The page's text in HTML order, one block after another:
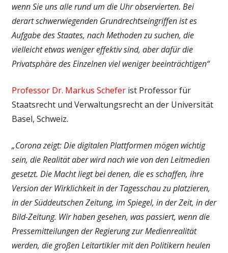
wenn Sie uns alle rund um die Uhr observierten. Bei
derart schwerwiegenden Grundrechts­eingriffen ist es
Aufgabe des Staates, nach Methoden zu suchen, die
vielleicht etwas weniger effektiv sind, aber dafür die
Privat­sphäre des Einzelnen viel weniger beeinträchtigen“
Professor Dr. Markus Scheferist Professor für
Staatsrecht und Verwaltungsrecht an der Universität
Basel, Schweiz.
„Corona zeigt: Die digitalen Plattformen mögen wichtig
sein, die Realität aber wird nach wie von den Leitmedien
gesetzt. Die Macht liegt bei denen, die es schaffen, ihre
Version der Wirklichkeit in der Tagesschau zu platzieren,
in der Süddeutschen Zeitung, im Spiegel, in der Zeit, in der
Bild-Zeitung. Wir haben gesehen, was passiert, wenn die
Pressemitteilungen der Regierung zur Medienrealität
werden, die großen Leitartikler mit den Politikern heulen